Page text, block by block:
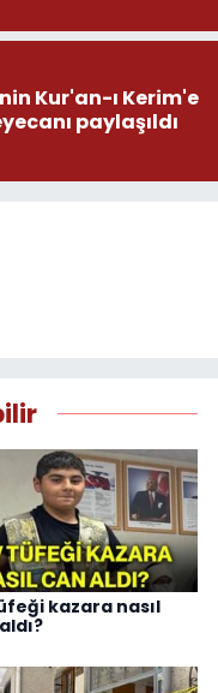
Kur'an-ı Kerim'e
paylaşıldı
kazara nasıl